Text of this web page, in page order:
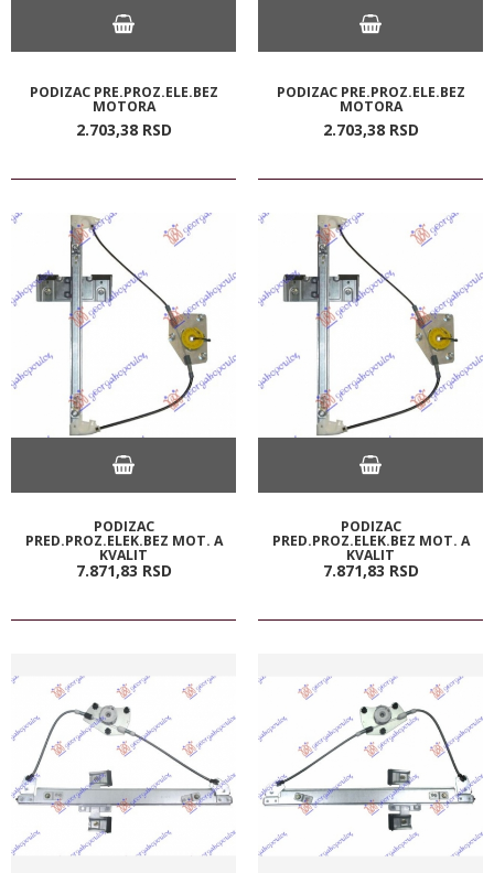
PODIZAC PRE.PROZ.ELE.BEZ
MOTORA
2.703,38 RSD
PODIZAC PRE.PROZ.ELE.BEZ
MOTORA
2.703,38 RSD
PODIZAC
PRED.PROZ.ELEK.BEZ MOT. A
KVALIT
7.871,83 RSD
PODIZAC
PRED.PROZ.ELEK.BEZ MOT. A
KVALIT
7.871,83 RSD